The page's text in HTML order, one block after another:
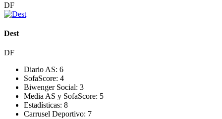
DF
Dest
DF
Diario AS: 6
SofaScore: 4
Biwenger Social: 3
Media AS y SofaScore: 5
Estadísticas: 8
Carrusel Deportivo: 7